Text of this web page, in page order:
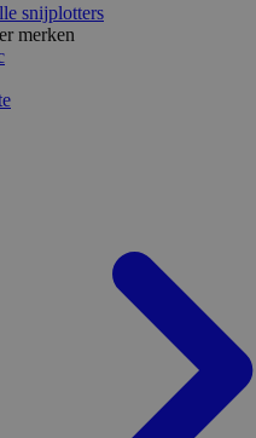
snijplotters
merken